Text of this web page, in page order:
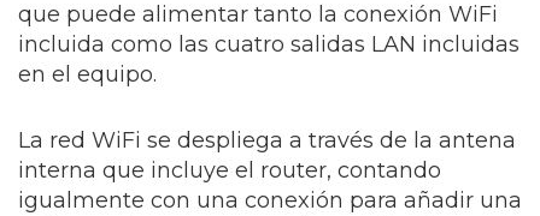
que puede alimentar tanto la conexión WiFi
incluida como las cuatro salidas LAN incluidas
en el equipo.
La red WiFi se despliega a través de la antena
interna que incluye el router, contando
igualmente con una conexión para añadir una